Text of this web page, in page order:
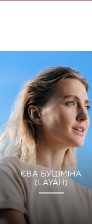
ЄВА БУШМІНА
(LAYAH)